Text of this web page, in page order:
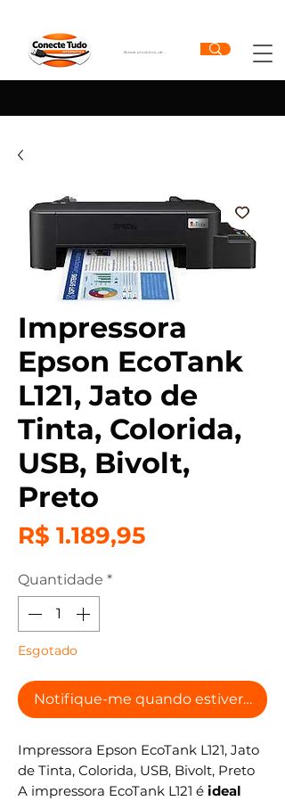
Impressora
Epson EcoTank
L121, Jato de
Tinta, Colorida,
USB, Bivolt,
Preto
R$ 1.189,95Preço
Quantidade *
Esgotado
Notifique-me quando estiver
Impressora Epson EcoTank L121, Jato
de Tinta, Colorida, USB, Bivolt, Preto
A impressora EcoTank L121 é ideal